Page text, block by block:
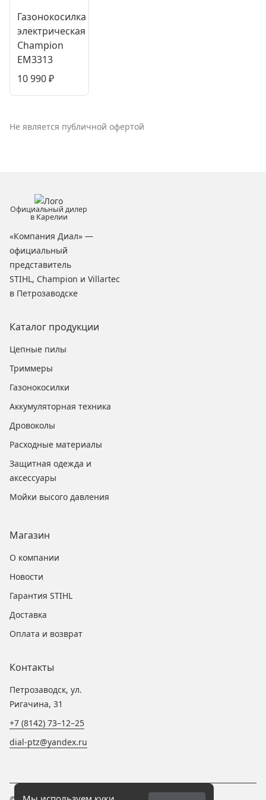
Газонокосилка
электрическая
Champion
EM3313
10 990₽
Не является публичной офертой
Официальный дилер
в Карелии
«Компания Диал» —
официальный
представитель
STIHL, Champion и Villartec
в Петрозаводске
Каталог продукции
Цепные пилы
Триммеры
Газонокосилки
Аккумуляторная техника
Дровоколы
Расходные материалы
Защитная одежда и
аксессуары
Мойки высого давления
Магазин
О компании
Новости
Гарантия STIHL
Доставка
Оплата и возврат
Контакты
Петрозаводск, ул.
Ригачина, 31
+7 (8142) 73–12–25
dial-ptz@yandex.ru